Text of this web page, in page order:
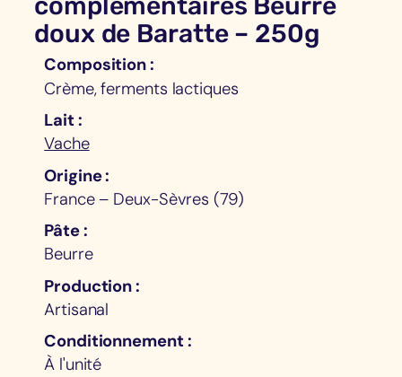
doux de Baratte – 250g
Composition
Crème, ferments lactiques
Lait
Vache
Origine
France – Deux-Sèvres (79)
Pâte
Beurre
Production
Artisanal
Conditionnement
À l'unité